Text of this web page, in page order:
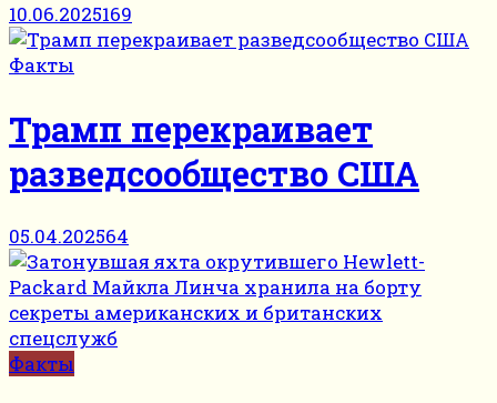
10.06.2025169
Факты
Трамп перекраивает
разведсообщество США
05.04.202564
Факты